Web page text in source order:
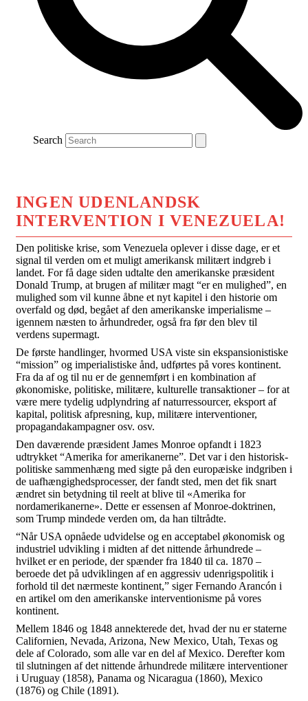
Search
INGEN UDENLANDSK
INTERVENTION I VENEZUELA!
Den politiske krise, som Venezuela oplever i disse dage, er et
signal til verden om et muligt amerikansk militært indgreb i
landet. For få dage siden udtalte den amerikanske præsident
Donald Trump, at brugen af militær magt “er en mulighed”, en
mulighed som vil kunne åbne et nyt kapitel i den historie om
overfald og død, begået af den amerikanske imperialisme –
igennem næsten to århundreder, også fra før den blev til
verdens supermagt.
De første handlinger, hvormed USA viste sin ekspansionistiske
“mission” og imperialistiske ånd, udførtes på vores kontinent.
Fra da af og til nu er de gennemført i en kombination af
økonomiske, politiske, militære, kulturelle transaktioner – for at
være mere tydelig udplyndring af naturressourcer, eksport af
kapital, politisk afpresning, kup, militære interventioner,
propagandakampagner osv. osv.
Den daværende præsident James Monroe opfandt i 1823
udtrykket “Amerika for amerikanerne”. Det var i den historisk-
politiske sammenhæng med sigte på den europæiske indgriben i
de uafhængighedsprocesser, der fandt sted, men det fik snart
ændret sin betydning til reelt at blive til «Amerika for
nordamerikanerne». Dette er essensen af Monroe-doktrinen,
som Trump mindede verden om, da han tiltrådte.
“Når USA opnåede udvidelse og en acceptabel økonomisk og
industriel udvikling i midten af det nittende århundrede –
hvilket er en periode, der spænder fra 1840 til ca. 1870 –
beroede det på udviklingen af en aggressiv udenrigspolitik i
forhold til det nærmeste kontinent,” siger Fernando Arancón i
en artikel om den amerikanske interventionisme på vores
kontinent.
Mellem 1846 og 1848 annekterede det, hvad der nu er staterne
Californien, Nevada, Arizona, New Mexico, Utah, Texas og
dele af Colorado, som alle var en del af Mexico. Derefter kom
til slutningen af det nittende århundrede militære interventioner
i Uruguay (1858), Panama og Nicaragua (1860), Mexico
(1876) og Chile (1891).